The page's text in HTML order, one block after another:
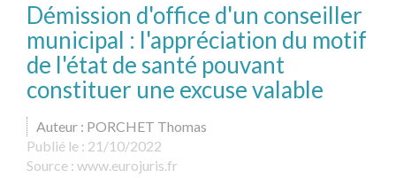
Démission d'office d'un conseiller
municipal : l'appréciation du motif
de l'état de santé pouvant
constituer une excuse valable
Auteur : PORCHET Thomas
Publié le : 21/10/2022
Source : www.eurojuris.fr